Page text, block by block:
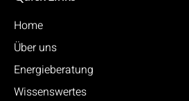
Home
Über uns
Energieberatung
Wissenswertes